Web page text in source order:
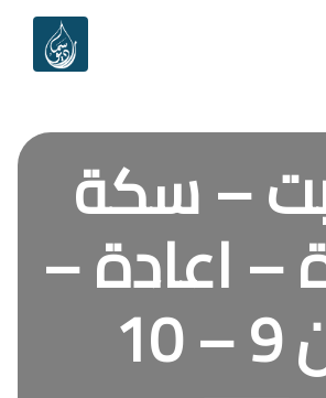
– سكة
– اعادة –